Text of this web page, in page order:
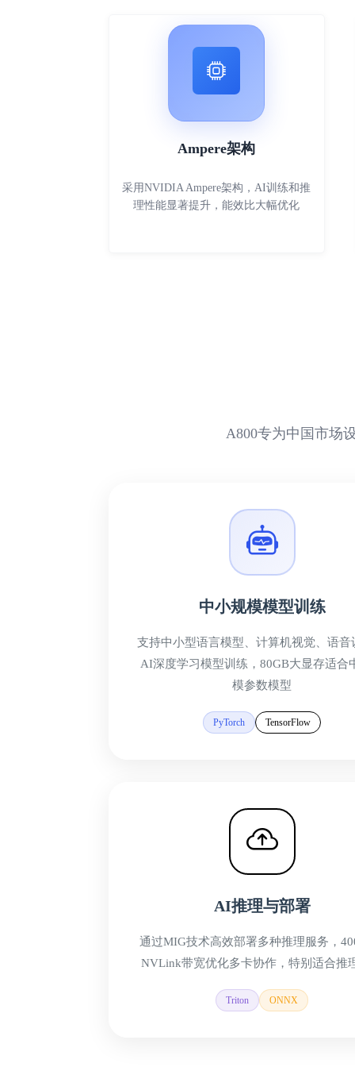
Ampere架构
采用NVIDIA Ampere架构，AI训练和推
理性能显著提升，能效比大幅优化
A800专为中国市场
中小规模模型训练
支持中小型语言模型、计算机视觉、语音
AI深度学习模型训练，80GB大显存适合
模参数模型
PyTorch TensorFlow
AI推理与部署
通过MIG技术高效部署多种推理服务，
NVLink带宽优化多卡协作，特别适合推
Triton ONNX